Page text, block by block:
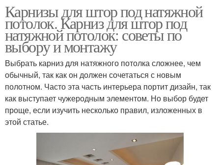
Карнизы для штор под натяжной
потолок. Карниз для штор под
натяжной потолок: советы по
выбору и монтажу
Выбрать карниз для натяжного потолка сложнее, чем
обычный, так как он должен сочетаться с новым
полотном. Часто эта часть интерьера портит дизайн, так
как выступает чужеродным элементом. Но выбор будет
проще, если изучить несколько правил, изложенных в
этой статье.